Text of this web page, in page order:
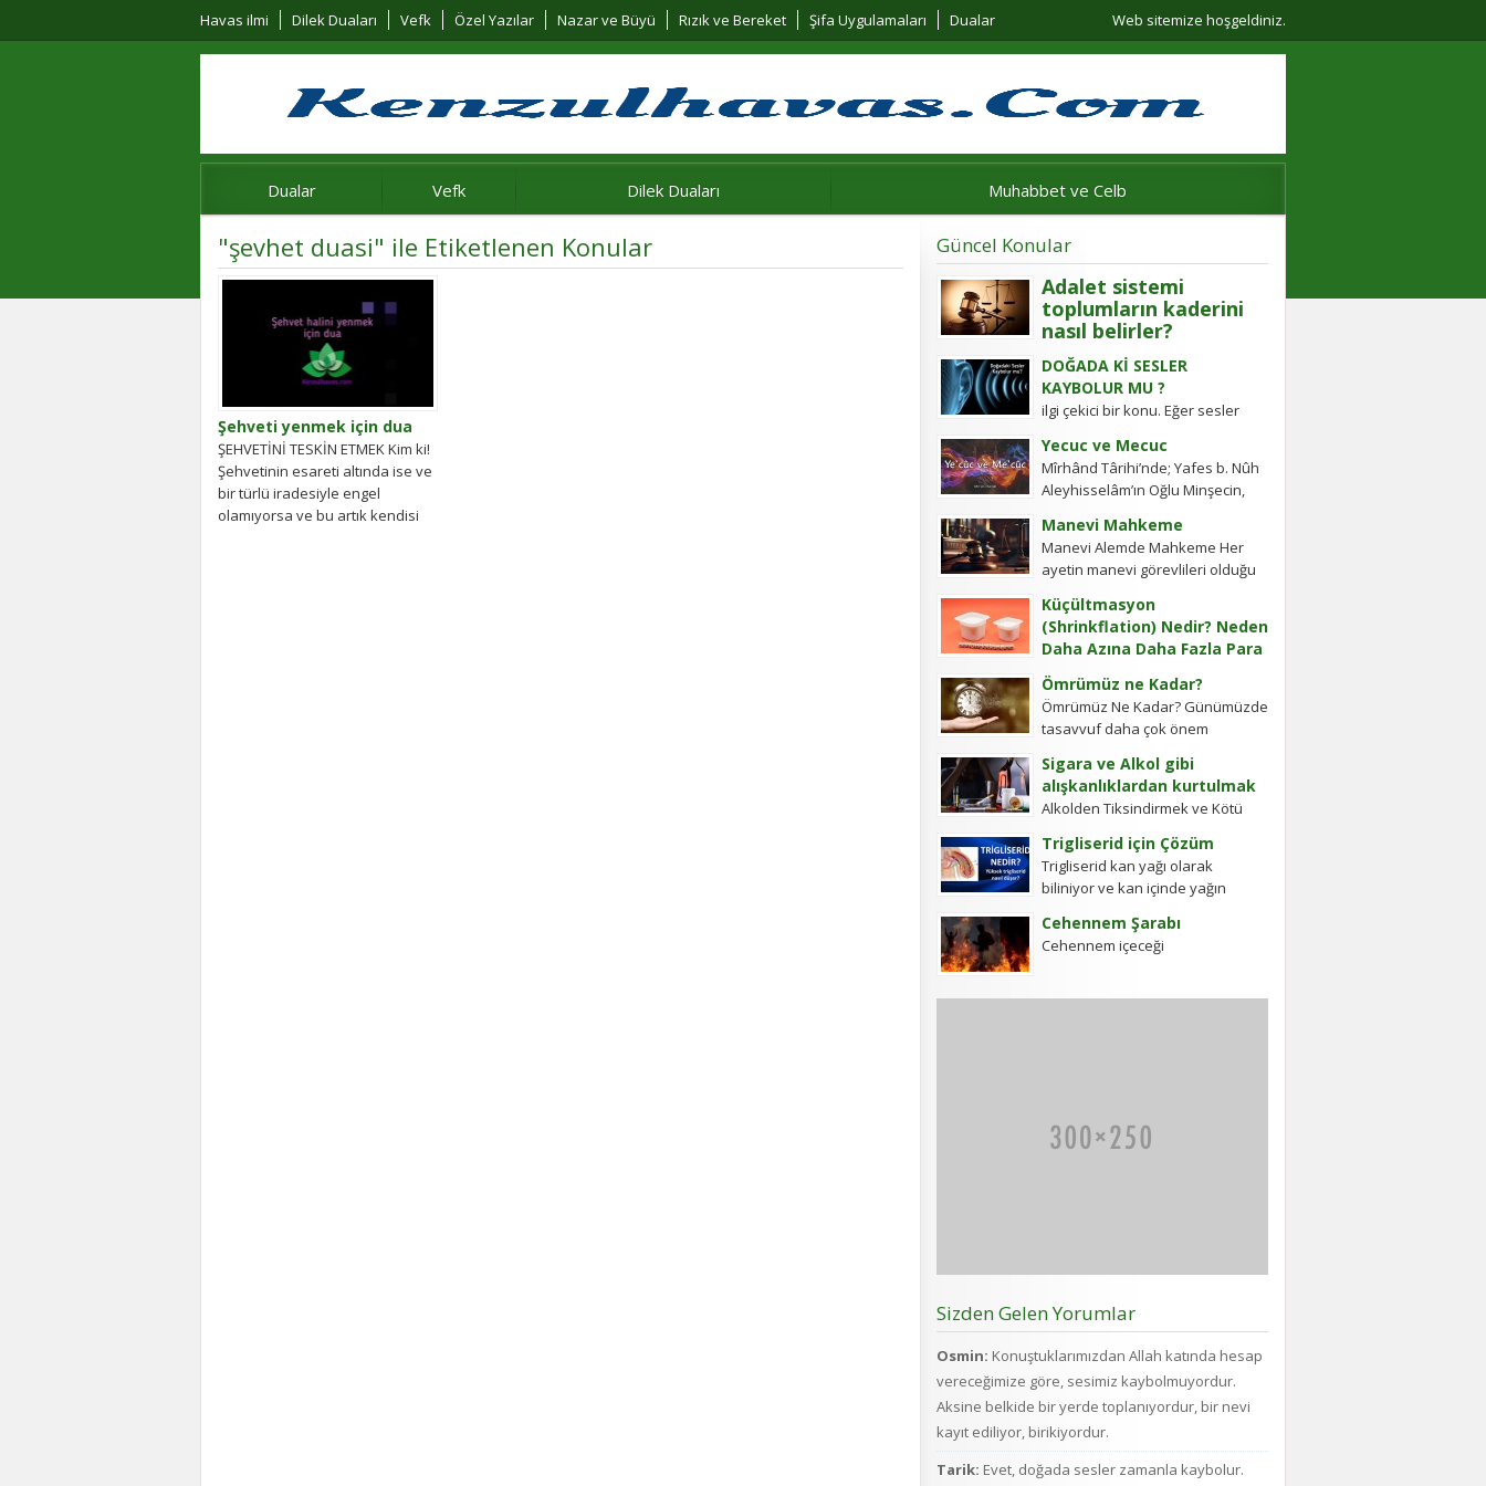
Havas ilmi Dilek Duaları Vefk Özel Yazılar Nazar ve Büyü Rızık ve Bereket Şifa Uygulamaları Dualar Web sitemize hoşgeldiniz.
Dualar Vefk Dilek Duaları Muhabbet ve Celb
"şevhet duasi" ile Etiketlenen Konular
Şehveti yenmek için dua
ŞEHVETİNİ TESKİN ETMEK Kim ki!
Şehvetinin esareti altında ise ve
bir türlü iradesiyle engel
olamıyorsa ve bu artık kendisi
Güncel Konular
Adalet sistemi
toplumların kaderini
nasıl belirler?
Adalet sistemi güçlü olmayan
ülkelerde halkın değişim gücü
tarihten bugüne toplumsal
hareketleri şekillendirdi. Detayları
keşfedin!
DOĞADA Kİ SESLER
KAYBOLUR MU ?
ilgi çekici bir konu. Eğer sesler
sonra ulaşabilmek mümkün
müdür? Tübitak’a sormuşlar,
cevap vermiş. Soru: Ses bir...
Yecuc ve Mecuc
Mîrhând Târihi’nde; Yafes b. Nûh
Aleyhisselâm’ın Oğlu Minşecin,
Olup, Yafes’in Evlâdı Âleme
Dağıldıkta, Bunlar...
Manevi Mahkeme
Manevi Alemde Mahkeme Her
ayetin manevi görevlileri olduğu
bu kullar manevi mahkeme
görevlileridir.Ayetel kürsi...
Küçültmasyon
(Shrinkflation) Nedir? Neden
Daha Azına Daha Fazla Para
Ödüyoruz?
En sevdiğiniz çikolatanın biraz
daha küçük olduğunu, aynı
büyüklükteki pakette daha az
bisküvi bulunduğunu veya cips
torbalarının daha fazla hava...
Ömrümüz ne Kadar?
Ömrümüz Ne Kadar? Günümüzde
tasavvuf daha çok önem
gerekse Seyyid Tâhâ
hazretlerinin döneminde bu
kadar değildi....
Sigara ve Alkol gibi
alışkanlıklardan kurtulmak
Alkolden Tiksindirmek ve Kötü
Alkolden Tiksindirmek ve Kötü
Huylardan Vazgecirmek icin
Okumak için belli bir zamanı yok...
Trigliserid için Çözüm
Trigliserid kan yağı olarak
biliniyor ve kan içinde yağın
bozuyor. Kalbe daha çok yük
biniyor. Yaşlı ve...
Cehennem Şarabı
Cehennem içeceği
Sizden Gelen Yorumlar
Osmin: Konuştuklarımızdan Allah katında hesap
vereceğimize göre, sesimiz kaybolmuyordur.
Aksine belkide bir yerde toplanıyordur, bir nevi
kayıt ediliyor, birikiyordur.
Tarik: Evet, doğada sesler zamanla kaybolur.